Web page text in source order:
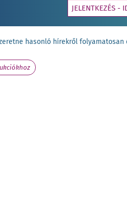
JELENTKEZÉS -
hasonló hírekről